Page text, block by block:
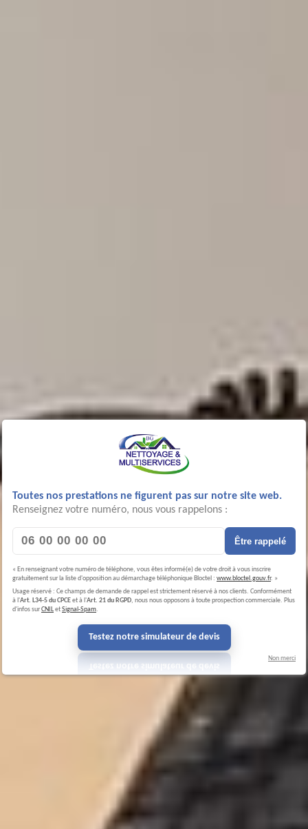
Toutes nos prestations ne figurent pas sur notre site web.
Renseignez votre numéro, nous vous rappelons :
Être rappelé
« En renseignant votre numéro de téléphone, vous êtes informé(e) de votre droit à vous inscrire
gratuitement sur la liste d'opposition au démarchage téléphonique Bloctel : www.bloctel.gouv.fr. »
Usage réservé : Ce champs de demande de rappel est strictement réservé à nos clients. Conformément
à l'Art. L34-5 du CPCEet à l'Art. 21 du RGPD, nous nous opposons à toute prospection commerciale. Plus
d'infos surCNILetSignal-Spam.
Testez notre simulateur de devis
Non merci